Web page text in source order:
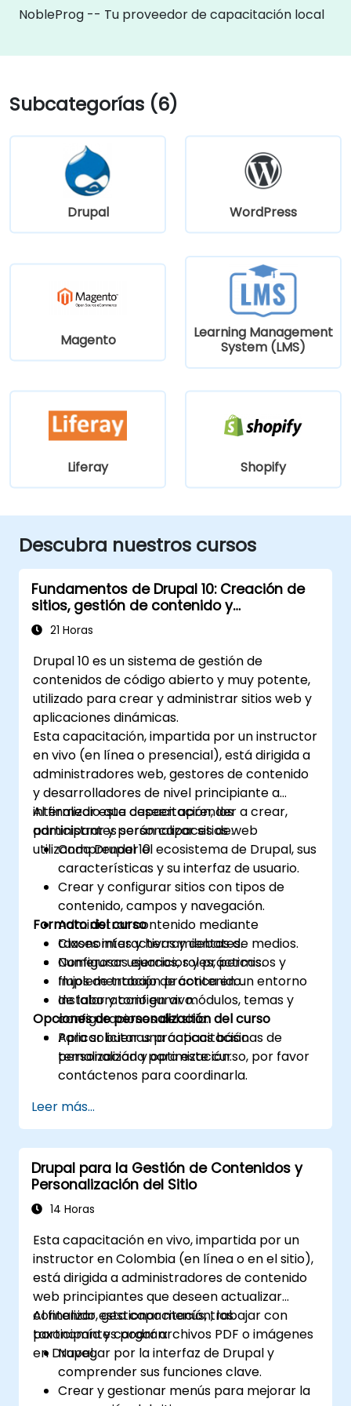
NobleProg -- Tu proveedor de capacitación local
Subcategorías (6)
Drupal WordPress
Magento
Learning Management
System (LMS)
Liferay Shopify
Descubra nuestros cursos
Fundamentos de Drupal 10: Creación de
sitios, gestión de contenido y
administración
21 Horas
Drupal 10 es un sistema de gestión de
contenidos de código abierto y muy potente,
utilizado para crear y administrar sitios web y
aplicaciones dinámicas.
Esta capacitación, impartida por un instructor
en vivo (en línea o presencial), está dirigida a
administradores web, gestores de contenido
y desarrolladores de nivel principiante a
intermedio que deseen aprender a crear,
administrar y personalizar sitios web
utilizando Drupal 10.
Al finalizar esta capacitación, los
participantes serán capaces de:
Comprender el ecosistema de Drupal, sus
características y su interfaz de usuario.
Crear y configurar sitios con tipos de
contenido, campos y navegación.
Administrar contenido mediante
taxonomías y herramientas de medios.
Configurar usuarios, roles, permisos y
flujos de trabajo de contenido.
Instalar y configurar módulos, temas y
configuraciones del sitio.
Aplicar buenas prácticas básicas de
temalización y optimización.
Formato del curso
Clases interactivas y debates.
Numerosos ejercicios y prácticas.
Implementación práctica en un entorno
de laboratorio en vivo.
Opciones de personalización del curso
Para solicitar una capacitación
personalizada para este curso, por favor
contáctenos para coordinarla.
Leer más...
Drupal para la Gestión de Contenidos y
Personalización del Sitio
14 Horas
Esta capacitación en vivo, impartida por un
instructor en Colombia (en línea o en el sitio),
está dirigida a administradores de contenido
web principiantes que deseen actualizar
contenido, gestionar menús, trabajar con
taxonomía y cargar archivos PDF o imágenes
en Drupal.
Al finalizar esta capacitación, los
participantes podrán:
Navegar por la interfaz de Drupal y
comprender sus funciones clave.
Crear y gestionar menús para mejorar la